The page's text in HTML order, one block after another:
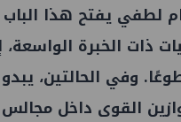
لطفي يفتح هذا
ذات الخبرة
وفي الحالتين،
القوى داخل مجالس
تحقيق
إيني تعين